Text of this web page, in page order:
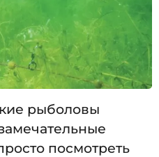
рыболовы
посмотреть